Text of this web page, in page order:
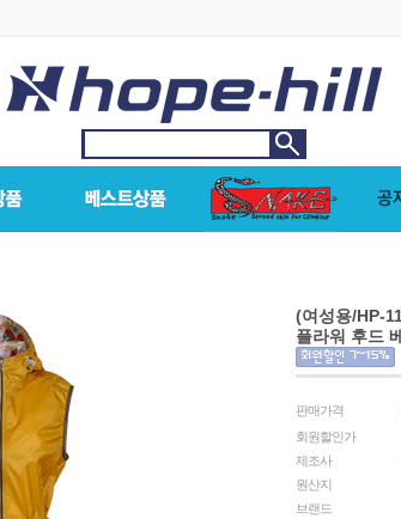
(여성용/HP-
플라워 후드
판매가격
회원할인가
제조사
원산지
브랜드